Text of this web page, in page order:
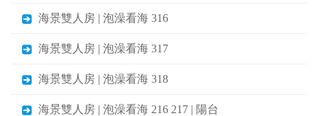
海景雙人房 | 泡澡看海 316
海景雙人房 | 泡澡看海 317
海景雙人房 | 泡澡看海 318
海景雙人房 | 泡澡看海 216 217 | 陽台